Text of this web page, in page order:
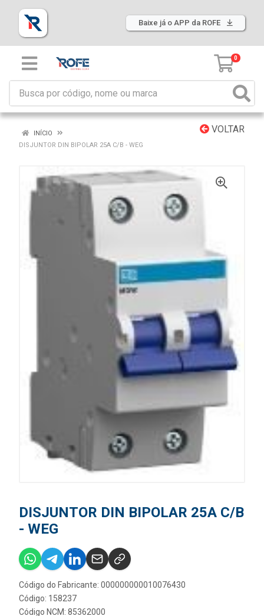
Baixe já o APP da ROFE
0
VOLTAR
INÍCIO
DISJUNTOR DIN BIPOLAR 25A C/B - WEG
DISJUNTOR DIN BIPOLAR 25A C/B
- WEG
Código do Fabricante: 000000000010076430
Código: 158237
Código NCM: 85362000